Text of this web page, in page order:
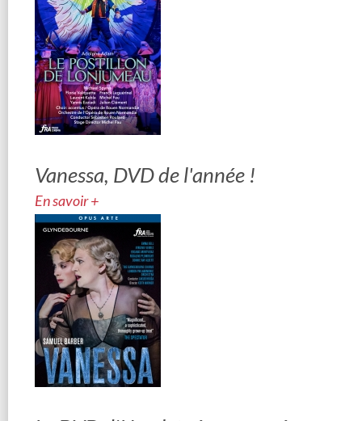
Vanessa, DVD de l'année !
En savoir +